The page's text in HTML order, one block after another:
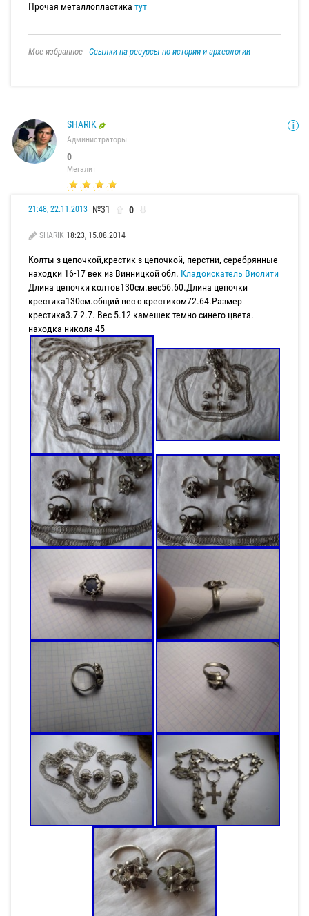
Прочая металлопластика тут
Мое избранное - Ссылки на ресурсы по истории и археологии
SHARIK
Администраторы
0
Мегалит
21:48, 22.11.2013 №31 0
SHARIK 18:23, 15.08.2014
Колты з цепочкой,крестик з цепочкой, перстни, серебрянные
находки 16-17 век из Винницкой обл. Кладоискатель Виолити
Длина цепочки колтов130см.вес56.60.Длина цепочки
крестика130см.общий вес с крестиком72.64.Размер
крестика3.7-2.7. Вес 5.12 камешек темно синего цвета.
находка никола-45